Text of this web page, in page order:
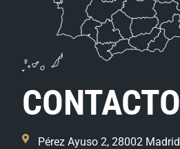
CONTACTO
Pérez Ayuso 2, 28002 Madrid